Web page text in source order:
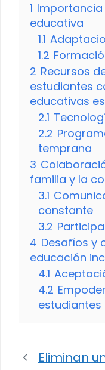
1 Importancia
educativa
1.1
1.2
2 Recursos
estudiantes
educativas
2.1
2.2
temprana
3
familia y la
3.1
constante
3.2
4 Desafíos y
educación
4.1
4.2
estudiantes
Eliminan